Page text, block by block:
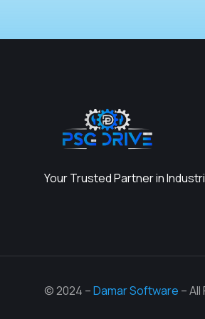
Your Trusted Partner in
© 2024 –Damar Software –